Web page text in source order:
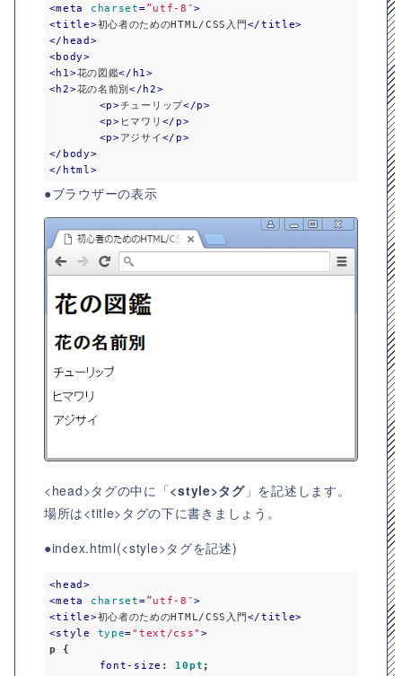
<meta charset=”utf-8″>
<title>初心者のためのHTML/CSS入門</title>
</ head>
<body>
<h1 >花の図鑑</ h1>
<h2>花の名前別</h2>
<p>チューリップ</p>
<p> ヒマワリ </ p>
<p>アジサイ </ p>
</ body>
</ html >
●ブラウザーの表示
<head>タグの中に「<style>タグ」を記述します。
場所は<title>タグの下に書きましょう。
●index.html(<style>タグを記述)
<head>
<meta charset=”utf-8″>
<title>初心者のためのHTML/CSS入門</title>
<style type="text/css">
p {
font-size : 10pt ;